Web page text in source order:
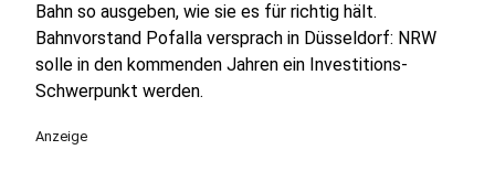
Bahn so ausgeben, wie sie es für richtig hält.
Bahnvorstand Pofalla versprach in Düsseldorf: NRW
solle in den kommenden Jahren ein Investitions-
Schwerpunkt werden.
Anzeige